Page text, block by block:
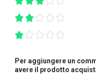
Per aggiungere un
avere il prodotto